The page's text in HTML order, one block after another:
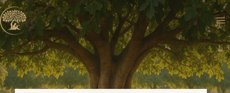
Aller
au
contenu